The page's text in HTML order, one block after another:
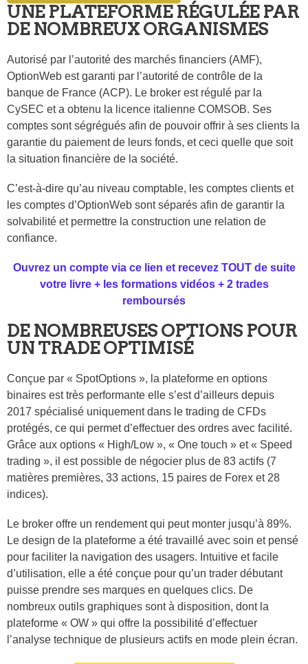
UNE PLATEFORME RÉGULÉE PAR
DE NOMBREUX ORGANISMES
Autorisé par l’autorité des marchés financiers (AMF),
OptionWeb est garanti par l’autorité de contrôle de la
banque de France (ACP). Le broker est régulé par la
CySEC et a obtenu la licence italienne COMSOB. Ses
comptes sont ségrégués afin de pouvoir offrir à ses clients la
garantie du paiement de leurs fonds, et ceci quelle que soit
la situation financière de la société.
C’est-à-dire qu’au niveau comptable, les comptes clients et
les comptes d’OptionWeb sont séparés afin de garantir la
solvabilité et permettre la construction une relation de
confiance.
Ouvrez un compte via ce lien et recevez TOUT de suite
votre livre + les formations vidéos + 2 trades
remboursés
DE NOMBREUSES OPTIONS POUR
UN TRADE OPTIMISÉ
Conçue par « SpotOptions », la plateforme en options
binaires est très performante elle s’est d’ailleurs depuis
2017 spécialisé uniquement dans le trading de CFDs
protégés, ce qui permet d’effectuer des ordres avec facilité.
Grâce aux options « High/Low », « One touch » et « Speed
trading », il est possible de négocier plus de 83 actifs (7
matières premières, 33 actions, 15 paires de Forex et 28
indices).
Le broker offre un rendement qui peut monter jusqu’à 89%.
Le design de la plateforme a été travaillé avec soin et pensé
pour faciliter la navigation des usagers. Intuitive et facile
d’utilisation, elle a été conçue pour qu’un trader débutant
puisse prendre ses marques en quelques clics. De
nombreux outils graphiques sont à disposition, dont la
plateforme « OW » qui offre la possibilité d’effectuer
l’analyse technique de plusieurs actifs en mode plein écran.